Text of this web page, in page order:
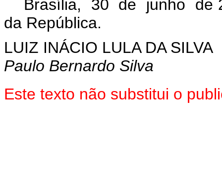
Brasília, 30 de junho de
da República.
LUIZ INÁCIO LULA DA SILVA
Paulo Bernardo Silva
Este texto não substitui o